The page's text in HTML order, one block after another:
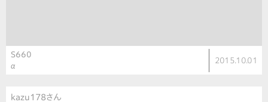
S660
α
2015.10.01
kazu178さん